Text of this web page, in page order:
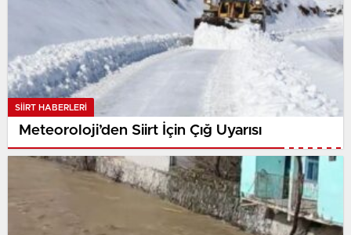
SIIRT HABERLERI
Meteoroloji’den Siirt İçin Çığ Uyarısı